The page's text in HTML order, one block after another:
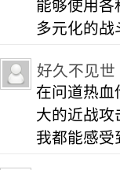
能够使用各
多元化的战
好久不见世
在问道热血
大的近战攻
我都能感受